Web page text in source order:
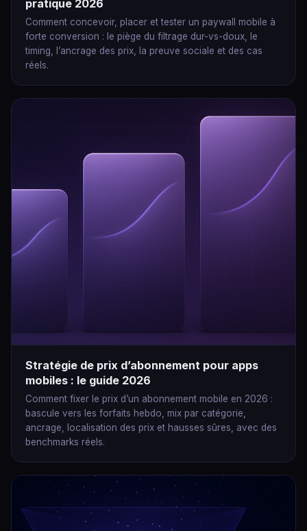
pratique 2026
Comment concevoir, placer et tester un paywall mobile à
forte conversion : le piège du filtrage dur-vs-doux, le
timing, l’ancrage des prix, la preuve sociale et des cas
réels.
Stratégie de prix d’abonnement pour apps
mobiles : le guide 2026
Comment fixer le prix d’un abonnement mobile en 2026 :
bascule vers les forfaits hebdo, mix par catégorie,
ancrage, localisation des prix et hausses sûres, avec des
benchmarks réels.